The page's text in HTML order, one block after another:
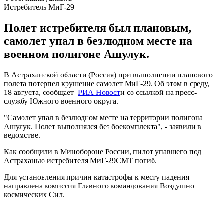
Истребитель МиГ-29
Полет истребителя был плановым,
самолет упал в безлюдном месте на
военном полигоне Ашулук.
В Астраханской области (Россия) при выполнении планового
полета потерпел крушение самолет МиГ-29. Об этом в среду,
18 августа, сообщает РИА Новости со ссылкой на пресс-
службу Южного военного округа.
"Самолет упал в безлюдном месте на территории полигона
Ашулук. Полет выполнялся без боекомплекта", - заявили в
ведомстве.
Как сообщили в Минобороне России, пилот упавшего под
Астраханью истребителя МиГ-29СМТ погиб.
Для установления причин катастрофы к месту падения
направлена комиссия Главного командования Воздушно-
космических Сил.